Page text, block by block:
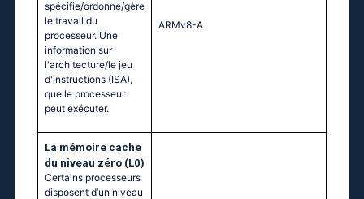
spécifie/ordonne/gère
le travail du
processeur. Une
information sur
l'architecture/le jeu
d'instructions (ISA),
que le processeur
peut exécuter.
ARMv8-A
La mémoire cache
du niveau zéro (L0)
Certains processeurs
disposent d’un niveau